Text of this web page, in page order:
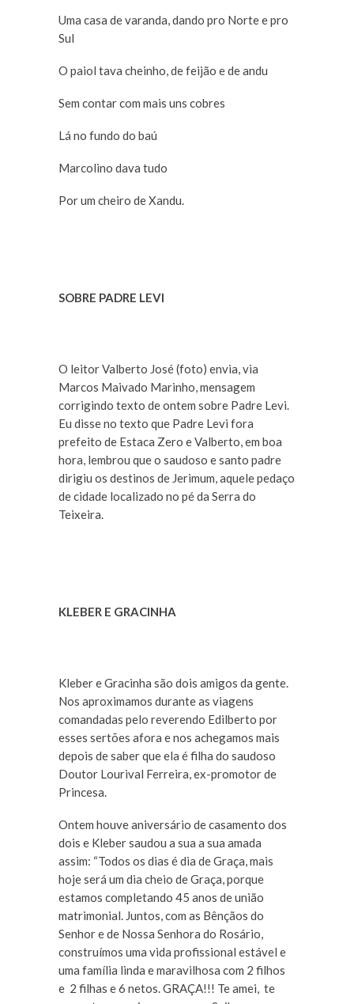
Uma casa de varanda, dando pro Norte e pro
Sul
O paiol tava cheinho, de feijão e de andu
Sem contar com mais uns cobres
Lá no fundo do baú
Marcolino dava tudo
Por um cheiro de Xandu.
SOBRE PADRE LEVI
O leitor Valberto José (foto) envia, via
Marcos Maivado Marinho, mensagem
corrigindo texto de ontem sobre Padre Levi.
Eu disse no texto que Padre Levi fora
prefeito de Estaca Zero e Valberto, em boa
hora, lembrou que o saudoso e santo padre
dirigiu os destinos de Jerimum, aquele pedaço
de cidade localizado no pé da Serra do
Teixeira.
KLEBER E GRACINHA
Kleber e Gracinha são dois amigos da gente.
Nos aproximamos durante as viagens
comandadas pelo reverendo Edilberto por
esses sertões afora e nos achegamos mais
depois de saber que ela é filha do saudoso
Doutor Lourival Ferreira, ex-promotor de
Princesa.
Ontem houve aniversário de casamento dos
dois e Kleber saudou a sua a sua amada
assim: “Todos os dias é dia de Graça, mais
hoje será um dia cheio de Graça, porque
estamos completando 45 anos de união
matrimonial. Juntos, com as Bênçãos do
Senhor e de Nossa Senhora do Rosário,
construímos uma vida profissional estável e
uma família linda e maravilhosa com 2 filhos
e 2 filhas e 6 netos. GRAÇA!!! Te amei, te